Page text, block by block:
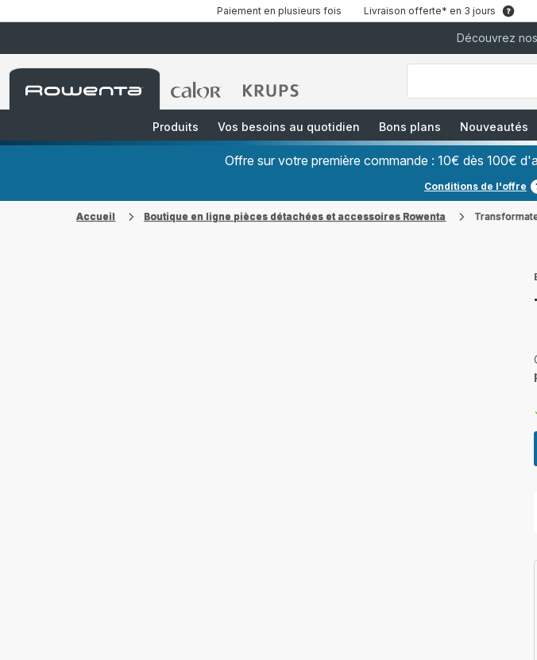
Paiement en plusieurs fois Livraison offerte* en 3 jours
Découvrez
Accueil
Rowenta
Accueil
Accueil
["Que
recherchez-
Café
Grains","Centrales
Vapeurs","Sèche
Produits
Vos besoins au quotidien Bons plans Nouveautés
Offre sur votre première commande : 10€ dès 100€
Conditions de l'offre
Accueil Boutique en ligne pièces détachées et accessoires Rowenta